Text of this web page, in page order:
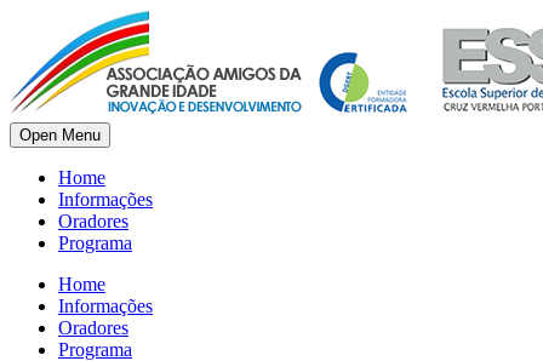
Open Menu
Home
Informações
Oradores
Programa
Home
Informações
Oradores
Programa